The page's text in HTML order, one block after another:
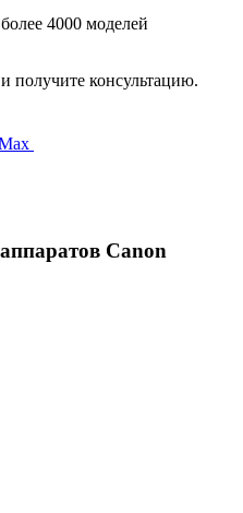
4000 моделей
получите консультацию.
Canon